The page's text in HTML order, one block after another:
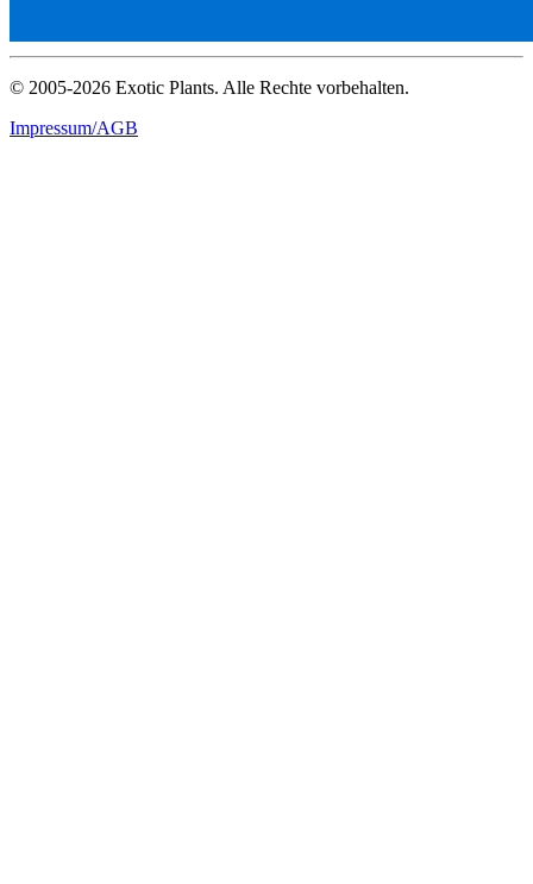
© 2005-2026 Exotic Plants. Alle Rechte vorbehalten.
Impressum/AGB